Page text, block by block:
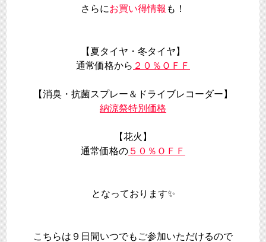
さらにお買い得情報 も！
【夏タイヤ・冬タイヤ】
通常価格から ２０％ＯＦＦ
【消臭・抗菌スプレー＆ドライブレコーダー】
納涼祭特別価格
【花火】
通常価格の ５０％ＯＦＦ
となっております✨
こちらは９日間いつでもご参加いただけるので